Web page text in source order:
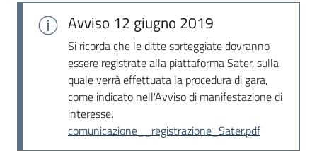
Avviso 12 giugno 2019
Si ricorda che le ditte sorteggiate dovranno
essere registrate alla piattaforma Sater, sulla
quale verrà effettuata la procedura di gara,
come indicato nell'Avviso di manifestazione di
interesse.
comunicazione__registrazione_Sater.pdf